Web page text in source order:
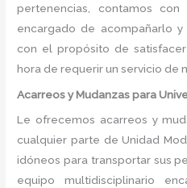
pertenencias, contamos
encargado de acompañarlo
con el propósito de
hora de requerir un servicio de
Acarreos y Mudanzas para
Le ofrecemos acarreos y
cualquier parte de Unidad
idóneos para transportar sus
equipo multidisciplinario